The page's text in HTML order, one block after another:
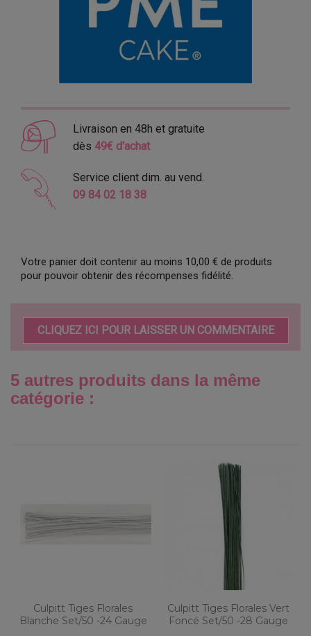
Livraison en 48h et gratuite
dès 49€ d'achat
Service client dim. au vend.
09 84 02 18 38
Votre panier doit contenir au moins 10,00 € de produits
pour pouvoir obtenir des récompenses fidélité.
CLIQUEZ ICI POUR LAISSER UN COMMENTAIRE
5 autres produits dans la même
catégorie :
Culpitt Tiges Florales
Blanche Set/50 -24 Gauge
Culpitt Tiges Florales Vert
Foncé Set/50 -28 Gauge